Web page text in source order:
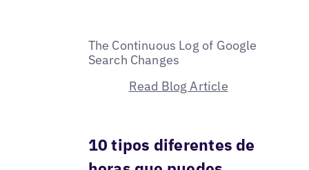
The Continuous Log of Google
Search Changes
Read Blog Article
10 tipos diferentes de